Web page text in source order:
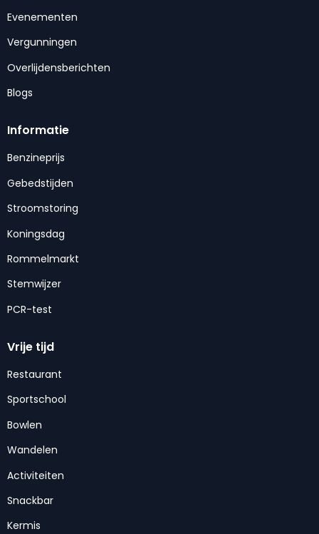
Evenementen
Vergunningen
Overlijdensberichten
Blogs
Informatie
Benzineprijs
Gebedstijden
Stroomstoring
Koningsdag
Rommelmarkt
Stemwijzer
PCR-test
Vrije tijd
Restaurant
Sportschool
Bowlen
Wandelen
Activiteiten
Snackbar
Kermis